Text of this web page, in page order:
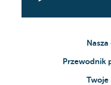
Przewodnik